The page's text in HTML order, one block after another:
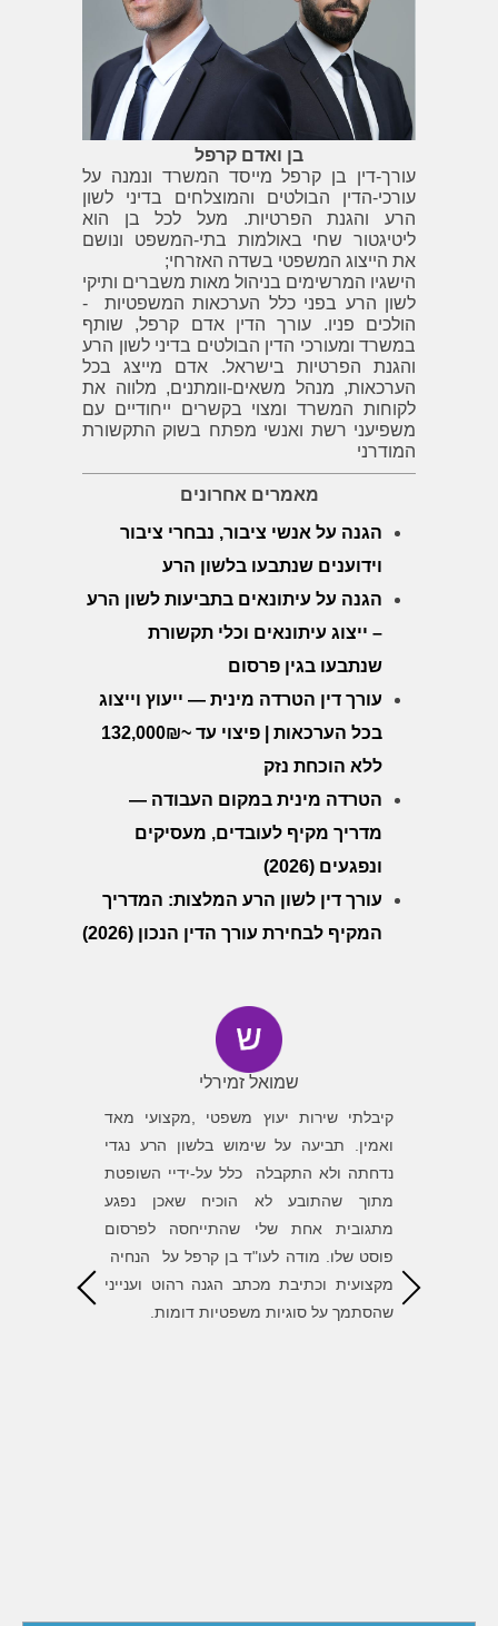
בן ואדם קרפל
עורך-דין בן קרפל מייסד המשרד ונמנה על
עורכי-הדין הבולטים והמוצלחים בדיני לשון
הרע והגנת הפרטיות. מעל לכל בן הוא
ליטיגטור שחי באולמות בתי-המשפט ונושם
את הייצוג המשפטי בשדה האזרחי;
הישגיו המרשימים בניהול מאות משברים ותיקי
לשון הרע בפני כלל הערכאות המשפטיות -
הולכים פניו. עורך הדין אדם קרפל, שותף
במשרד ומעורכי הדין הבולטים בדיני לשון הרע
והגנת הפרטיות בישראל. אדם מייצג בכל
הערכאות, מנהל משאים-וומתנים, מלווה את
לקוחות המשרד ומצוי בקשרים ייחודיים עם
משפיעני רשת ואנשי מפתח בשוק התקשורת
המודרני
מאמרים אחרונים
הגנה על אנשי ציבור, נבחרי ציבור
וידוענים שנתבעו בלשון הרע
הגנה על עיתונאים בתביעות לשון הרע
– ייצוג עיתונאים וכלי תקשורת
שנתבעו בגין פרסום
עורך דין הטרדה מינית — ייעוץ וייצוג
בכל הערכאות | פיצוי עד ~132,000₪
ללא הוכחת נזק
הטרדה מינית במקום העבודה —
מדריך מקיף לעובדים, מעסיקים
ונפגעים (2026)
עורך דין לשון הרע המלצות: המדריך
המקיף לבחירת עורך הדין הנכון (2026)
שמואל זמירלי
קיבלתי שירות יעוץ משפטי ,מקצועי מאד
ואמין. תביעה על שימוש בלשון הרע נגדי
נדחתה ולא התקבלה כלל על-ידיי השופטת
מתוך שהתובע לא הוכיח שאכן נפגע
מתגובית אחת שלי שהתייחסה לפרסום
פוסט שלו. מודה לעו"ד בן קרפל על הנחיה
מקצועית וכתיבת מכתב הגנה רהוט וענייני
שהסתמך על סוגיות משפטיות דומות.